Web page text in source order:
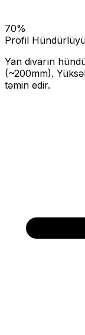
70%
Profil
Yan divarın
(~200mm).
təmin edir.